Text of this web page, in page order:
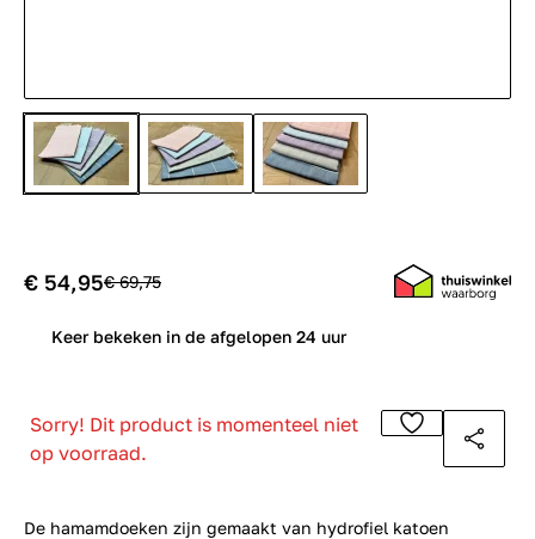
De hamamdoeken zijn gemaakt van hydrofiel katoen
€ 54,95€ 69,75
Keer bekeken in de afgelopen 24 uur
Sorry! Dit product is momenteel niet
op voorraad.